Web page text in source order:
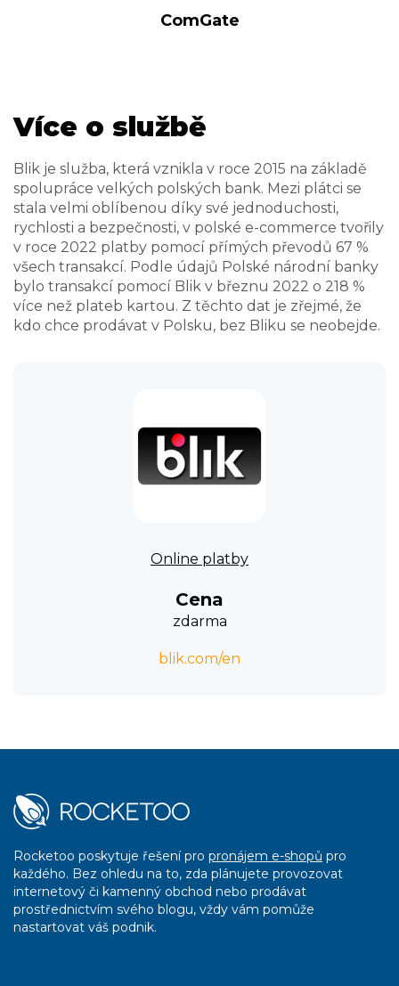
ComGate
Více o službě
Blik je služba, která vznikla v roce 2015 na základě
spolupráce velkých polských bank. Mezi plátci se
stala velmi oblíbenou díky své jednoduchosti,
rychlosti a bezpečnosti, v polské e-commerce tvořily
v roce 2022 platby pomocí přímých převodů 67 %
všech transakcí. Podle údajů Polské národní banky
bylo transakcí pomocí Blik v březnu 2022 o 218 %
více než plateb kartou. Z těchto dat je zřejmé, že
kdo chce prodávat v Polsku, bez Bliku se neobejde.
Online platby
Cena
zdarma
blik.com/en
Rocketoo poskytuje řešení pro pronájem e-shopů pro
každého. Bez ohledu na to, zda plánujete provozovat
internetový či kamenný obchod nebo prodávat
prostřednictvím svého blogu, vždy vám pomůže
nastartovat váš podnik.